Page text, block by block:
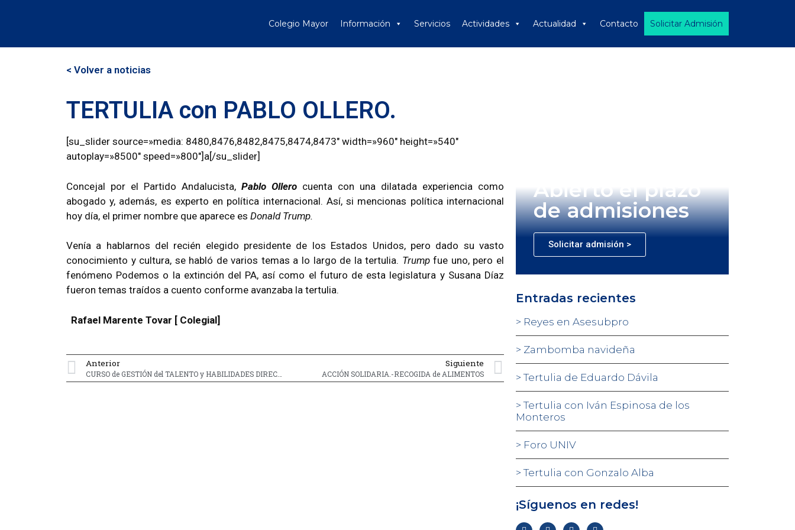
Colegio Mayor Información Servicios Actividades Actualidad Contacto Solicitar Admisión
< Volver a noticias
TERTULIA con PABLO OLLERO.
[su_slider source=»media: 8480,8476,8482,8475,8474,8473″ width=»960″ height=»540″
autoplay=»8500″ speed=»800″]a[/su_slider]
Concejal por el Partido Andalucista, Pablo Ollero cuenta con una dilatada experiencia como
abogado y, además, es experto en política internacional. Así, si mencionas política internacional
hoy día, el primer nombre que aparece es Donald Trump.
Venía a hablarnos del recién elegido presidente de los Estados Unidos, pero dado su vasto
conocimiento y cultura, se habló de varios temas a lo largo de la tertulia. Trumpfue uno, pero el
fenómeno Podemos o la extinción del PA, así como el futuro de esta legislatura y Susana Díaz
fueron temas traídos a cuento conforme avanzaba la tertulia.
Rafael Marente Tovar [ Colegial]
Anterior
CURSO de GESTIÓN del TALENTO y HABILIDADES DIRECTIVAS con Miguel Antón
Siguiente
ACCIÓN SOLIDARIA.-RECOGIDA de ALIMENTOS
Abierto el plazo
de admisiones
Solicitar admisión >
Entradas recientes
Reyes en Asesubpro
Zambomba navideña
Tertulia de Eduardo Dávila
Tertulia con Iván Espinosa de los
Monteros
Foro UNIV
Tertulia con Gonzalo Alba
¡Síguenos en redes!